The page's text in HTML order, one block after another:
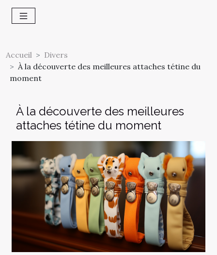
Accueil
Divers
À la découverte des meilleures attaches tétine du
moment
À la découverte des meilleures
attaches tétine du moment